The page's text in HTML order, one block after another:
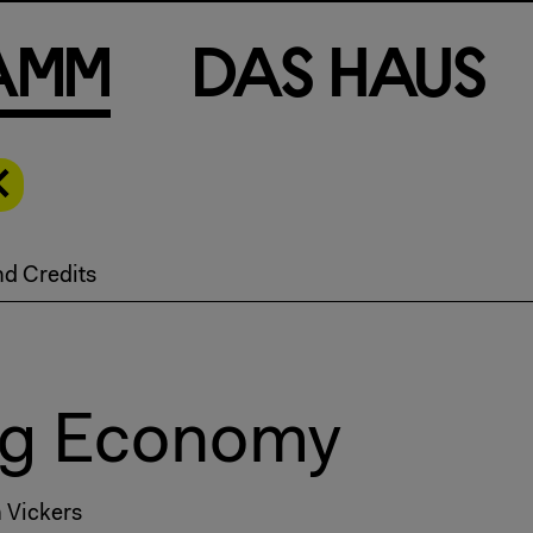
m m Das Haus
Credits
Economy
Vickers